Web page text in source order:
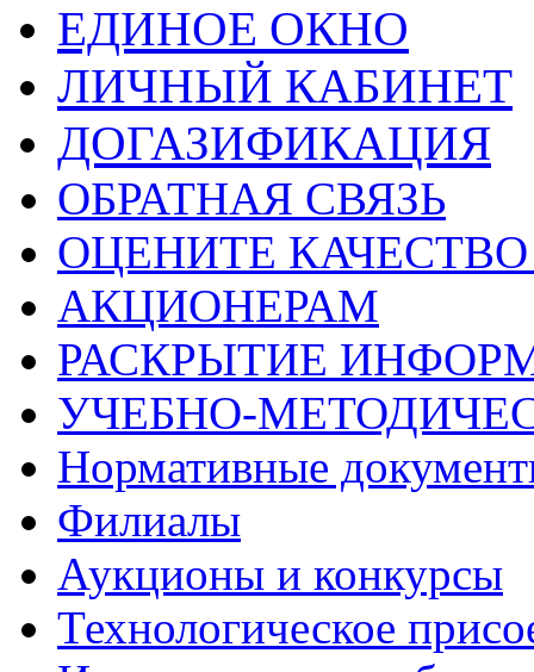
ЕДИНОЕ ОКНО
ЛИЧНЫЙ КАБИНЕТ
ДОГАЗИФИКАЦИЯ
ОБРАТНАЯ СВЯЗЬ
ОЦЕНИТЕ
АКЦИОНЕРАМ
РАСКРЫТИЕ
УЧЕБНО-
Нормативные
Филиалы
Аукционы и конкурсы
Технологическое